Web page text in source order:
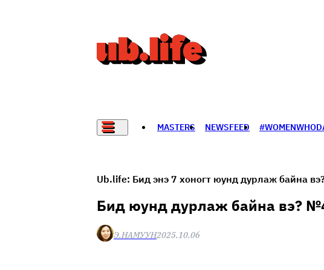
MASTERS NEWSFEED
Ub.life: Бид энэ 7 хоногт юунд дурлаж байна
Бид юунд дурлаж байна вэ?
Э.НАМУУН2025.10.06